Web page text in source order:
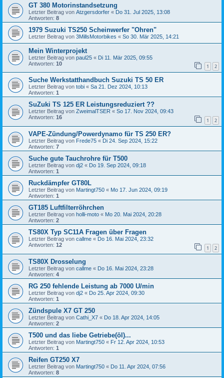
GT 380 Motorinstandsetzung
Letzter Beitrag von Atzgersdorfer « Do 31. Jul 2025, 13:08
Antworten: 8
1979 Suzuki TS250 Scheinwerfer "Ohren"
Letzter Beitrag von 3MillsMotorbikes « So 30. Mär 2025, 14:21
Mein Winterprojekt
Letzter Beitrag von paul25 « Di 11. Mär 2025, 09:55
Antworten: 10 1 2
Suche Werkstatthandbuch Suzuki TS 50 ER
Letzter Beitrag von tobi « Sa 21. Dez 2024, 10:13
Antworten: 1
SuZuki TS 125 ER Leistungsreduziert ??
Letzter Beitrag von ZweimalTSER « So 17. Nov 2024, 09:43
Antworten: 16 1 2
VAPE-Zündung/Powerdynamo für TS 250 ER?
Letzter Beitrag von Frede75 « Di 24. Sep 2024, 15:22
Antworten: 7
Suche gute Tauchrohre für T500
Letzter Beitrag von dj2 « Do 19. Sep 2024, 09:18
Antworten: 1
Ruckdämpfer GT80L
Letzter Beitrag von Martingt750 « Mo 17. Jun 2024, 09:19
Antworten: 1
GT185 Luftfilterröhrchen
Letzter Beitrag von holli-moto « Mo 20. Mai 2024, 20:28
Antworten: 2
TS80X Typ SC11A Fragen über Fragen
Letzter Beitrag von callme « Do 16. Mai 2024, 23:32
Antworten: 12 1 2
TS80X Drosselung
Letzter Beitrag von callme « Do 16. Mai 2024, 23:28
Antworten: 4
RG 250 fehlende Leistung ab 7000 U/min
Letzter Beitrag von dj2 « Do 25. Apr 2024, 09:30
Antworten: 1
Zündspule X7 GT 250
Letzter Beitrag von Cathi_X7 « Do 18. Apr 2024, 14:05
Antworten: 2
T500 und das liebe Getriebe(öl)...
Letzter Beitrag von Martingt750 « Fr 12. Apr 2024, 10:53
Antworten: 1
Reifen GT250 X7
Letzter Beitrag von Martingt750 « Do 11. Apr 2024, 07:56
Antworten: 8